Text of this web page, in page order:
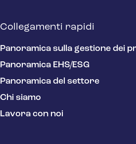
Collegamenti rapidi
Panoramica sulla gestione dei
Panoramica EHS/ESG
Panoramica del settore
Chi siamo
Lavora con noi